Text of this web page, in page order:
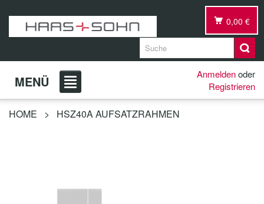
0,00 €
MENÜ Anmeldenoder
Registrieren
HOME > HSZ40A AUFSATZRAHMEN